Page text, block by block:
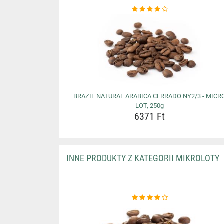
BRAZIL NATURAL ARABICA CERRADO NY2/3 -
LOT, 250g
6371 Ft
INNE PRODUKTY Z KATEGORII MIKROLOTY